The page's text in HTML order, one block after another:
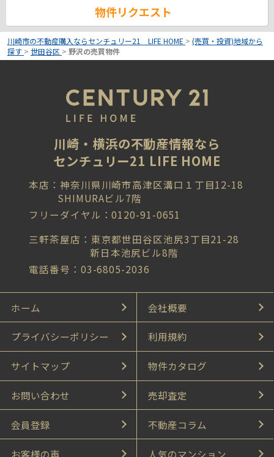
物件リクエスト
川崎市の不動産購入ならセンチュリー21 LIFE HOME > (売買・投資)地域から
探す > 世田谷区 > 野沢の売買物件
川崎・横浜の不動産情報なら
センチュリー21 LIFE HOME
本店：神奈川県川崎市高津区溝口１丁目12-18
SHIMURAビル7階
フリーダイヤル：0120-91-0651
三軒茶屋店：東京都世田谷区池尻3丁目21-28
新日本池尻ビル8階
電話番号：03-6805-2036
ホーム 会社概要
プライバシーポリシー 利用規約
サイトマップ 物件カタログ
お問い合わせ 売却査定
会員登録 不動産コラム
お客様の声 人気のマンション